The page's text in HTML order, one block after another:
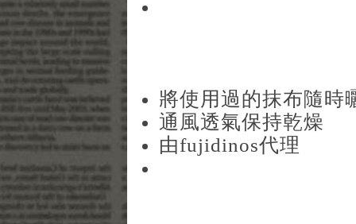
將使用過的抹布隨時
通風透氣保持乾燥
由fujidinos代理